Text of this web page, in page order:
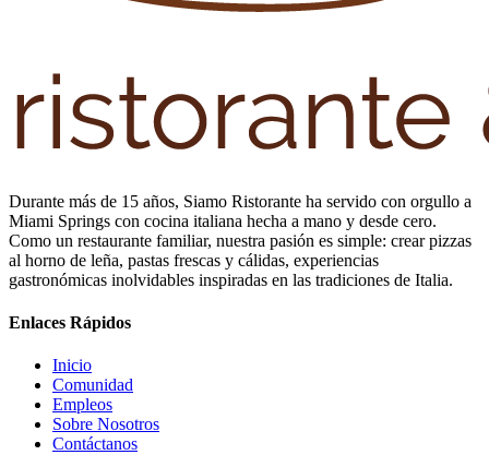
Durante más de 15 años, Siamo Ristorante ha servido con orgullo a
Miami Springs con cocina italiana hecha a mano y desde cero.
Como un restaurante familiar, nuestra pasión es simple: crear pizzas
al horno de leña, pastas frescas y cálidas, experiencias
gastronómicas inolvidables inspiradas en las tradiciones de Italia.
Enlaces Rápidos
Inicio
Comunidad
Empleos
Sobre Nosotros
Contáctanos